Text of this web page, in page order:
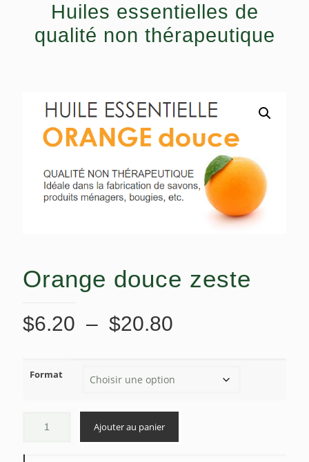
Huiles essentielles de
qualité non thérapeutique
Orange douce zeste
$6.20 – $20.80
$6.20
à
Format
Ajouter au panier